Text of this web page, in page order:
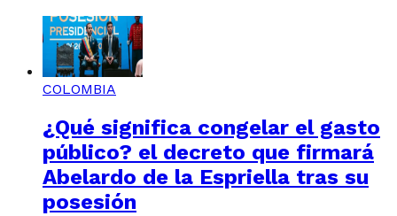
COLOMBIA
¿Qué significa congelar el gasto
público? el decreto que firmará
Abelardo de la Espriella tras su
posesión